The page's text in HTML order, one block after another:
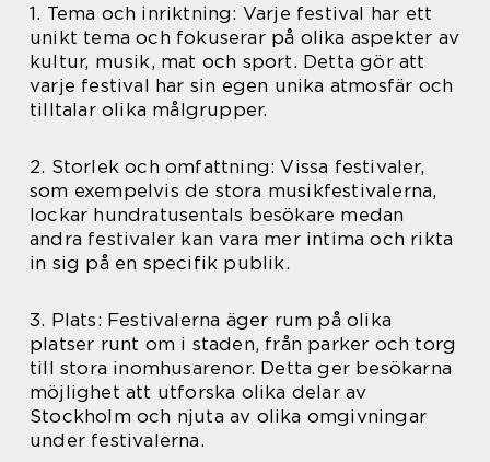
1. Tema och inriktning: Varje festival har ett
unikt tema och fokuserar på olika aspekter av
kultur, musik, mat och sport. Detta gör att
varje festival har sin egen unika atmosfär och
tilltalar olika målgrupper.
2. Storlek och omfattning: Vissa festivaler,
som exempelvis de stora musikfestivalerna,
lockar hundratusentals besökare medan
andra festivaler kan vara mer intima och rikta
in sig på en specifik publik.
3. Plats: Festivalerna äger rum på olika
platser runt om i staden, från parker och torg
till stora inomhusarenor. Detta ger besökarna
möjlighet att utforska olika delar av
Stockholm och njuta av olika omgivningar
under festivalerna.